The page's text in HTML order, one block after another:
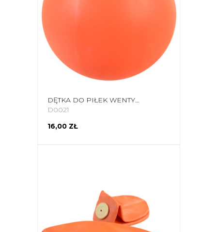
DĘTKA DO PIŁEK WENTYLOWA Z KOŁNIERZEM 4 35MM 60GR 23401
D0021
16,00 ZŁ